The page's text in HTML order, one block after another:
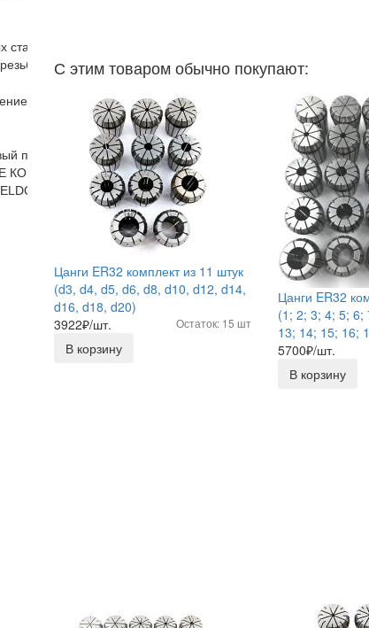
головки патрон резьбонарезной
для токарного станка
патрон
(HSK)
С этим товаром обычно покупают:
Цанги ER32 комплект из 11 штук
(d3, d4, d5, d6, d8, d10, d12, d14,
d16, d18, d20)
3922₽/шт. Остаток: 15 шт
В корзину
Цанги ER32
(1; 2; 3; 4; 5; 6;
13; 14; 15; 16;
5700₽/шт.
В корзину